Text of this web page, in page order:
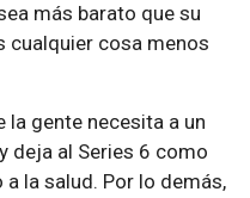
más barato que su
cualquier cosa menos
la gente necesita a un
deja al Series 6 como
la salud. Por lo demás,